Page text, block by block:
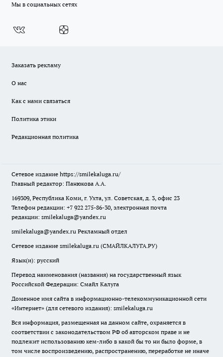
Мы в социальных сетях
Заказать рекламу
О нас
Как с нами связаться
Политика этики
Редакционная политика
Сетевое издание https://smilekaluga.ru/
Главный редактор: Панюкова А.А.
169309, Республика Коми, г. Ухта, ул. Советская, д. 3, офис 23
Телефон редакции: +7 922 275-86-30, электронная почта
редакции: smilekaluga@yandex.ru
smilekaluga@yandex.ru Рекламный отдел
Сетевое издание smilekaluga.ru (СМАЙЛКАЛУГА.РУ)
Язык(и): русский
Перевод наименования (названия) на государственный язык
Российской Федерации: Смайл Калуга
Доменное имя сайта в информационно-телекоммуникационной сети
«Интернет» (для сетевого издания): smilekaluga.ru
Вся информация, размещенная на данном сайте, охраняется в
соответствии с законодательством РФ об авторском праве и не
подлежит использованию кем-либо в какой бы то ни было форме, в
том числе воспроизведению, распространению, переработке не иначе